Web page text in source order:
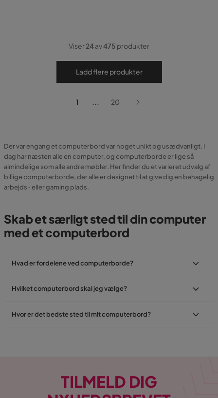
Viser24av475 produkter
Ladd flere produkter
1 ... 20
Der var engang et computerbord var noget unikt og usædvanligt. I
dag har næsten alle en computer, og computerborde er lige så
almindelige som alle andre møbler. Her finder du et varieret udvalg af
billige computerborde, der alle er designet til at give dig en behagelig
arbejds- eller gaming plads.
Skab et særligt sted til din computer
med et computerbord
Hvad er fordelene ved computerborde?
Hvilket computerbord skal jeg vælge?
Hvor er det bedste sted til mit computerbord?
TILMELD DIG